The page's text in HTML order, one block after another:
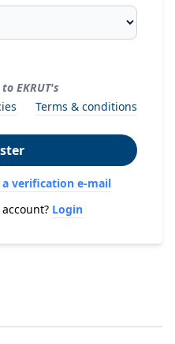
EKRUT's
Terms & conditions
verification e-mail
Login